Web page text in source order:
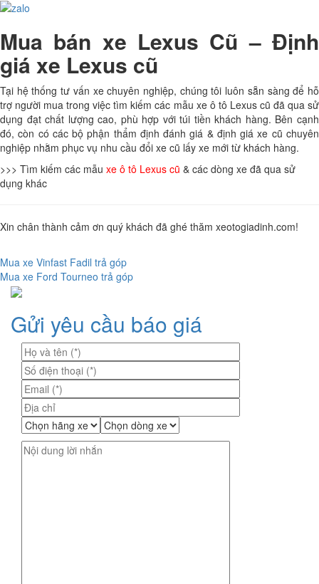
Mua bán xe Lexus Cũ – Định
giá xe Lexus cũ
Tại hệ thống tư vấn xe chuyên nghiệp, chúng tôi luôn sẵn sàng để hỗ
trợ người mua trong việc tìm kiếm các mẫu xe ô tô Lexus cũ đã qua sử
dụng đạt chất lượng cao, phù hợp với túi tiền khách hàng. Bên cạnh
đó, còn có các bộ phận thẩm định đánh giá & định giá xe cũ chuyên
nghiệp nhằm phục vụ nhu cầu đổi xe cũ lấy xe mới từ khách hàng.
>>> Tìm kiếm các mẫu xe ô tô Lexus cũ & các dòng xe đã qua sử
dụng khác
Xin chân thành cảm ơn quý khách đã ghé thăm xeotogiadinh.com!
Điều
hướng
bài
viết
Mua xe Vinfast Fadil trả góp
Mua xe Ford Tourneo trả góp
Gửi yêu cầu báo giá